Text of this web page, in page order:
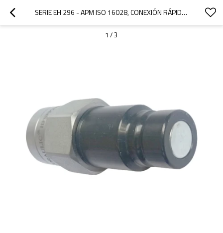
SERIE EH 296 - APM ISO 16028, CONEXIÓN RÁPIDA DE CARA PLANA, CONEXIÓN BAJO PRESIÓN (ACERO)
1 /3